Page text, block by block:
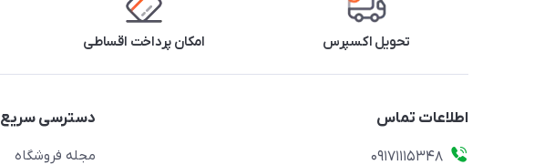
تحویل اکسپرس امکان پرداخت اقساطی
اطلاعات تماس
09171115348
دسترسی سریع
مجله فروشگاه